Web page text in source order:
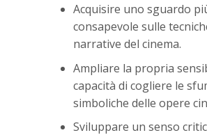
Acquisire uno sguardo
consapevole sulle
narrative del cinema.
Ampliare la propria
capacità di cogliere le
simboliche delle opere
Sviluppare un senso